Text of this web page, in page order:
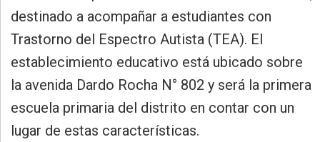
»
Cultura
»
Educación
»
Gestión
destinado a acompañar a estudiantes con
Trastorno del Espectro Autista (TEA). El
establecimiento educativo está ubicado sobre
la avenida Dardo Rocha N° 802 y será la primera
escuela primaria del distrito en contar con un
lugar de estas características.